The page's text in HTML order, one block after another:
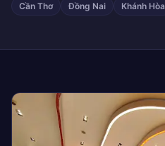
Cần Thơ
Đồng Nai Khánh Hòa